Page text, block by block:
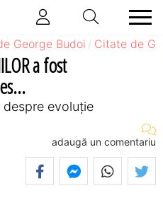
George Budoi Citate de
a fost
evoluție
adaugă un comentariu